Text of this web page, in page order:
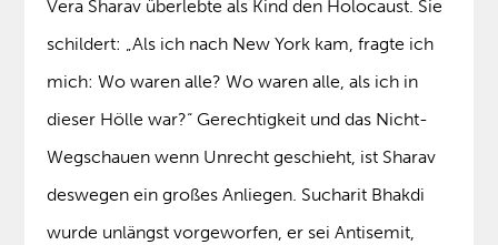
Vera Sharav überlebte als Kind den Holocaust. Sie
schildert: „Als ich nach New York kam, fragte ich
mich: Wo waren alle? Wo waren alle, als ich in
dieser Hölle war?“ Gerechtigkeit und das Nicht-
Wegschauen wenn Unrecht geschieht, ist Sharav
deswegen ein großes Anliegen. Sucharit Bhakdi
wurde unlängst vorgeworfen, er sei Antisemit,